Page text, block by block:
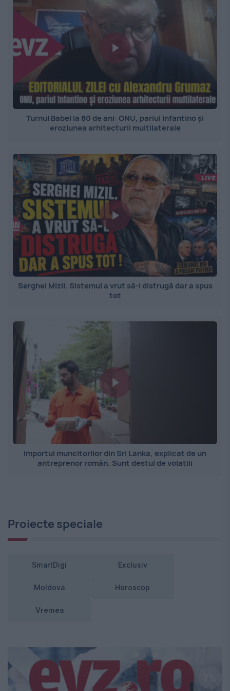
Turnul Babel la 80 de ani: ONU, pariul Infantino și
eroziunea arhitecturii multilaterale
Serghei Mizil. Sistemul a vrut să-l distrugă dar a spus
tot
Importul muncitorilor din Sri Lanka, explicat de un
antreprenor român. Sunt destul de volatili
Proiecte speciale
SmartDigi Exclusiv
Moldova Horoscop
Vremea